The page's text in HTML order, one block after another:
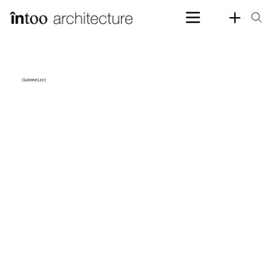
Galerie List